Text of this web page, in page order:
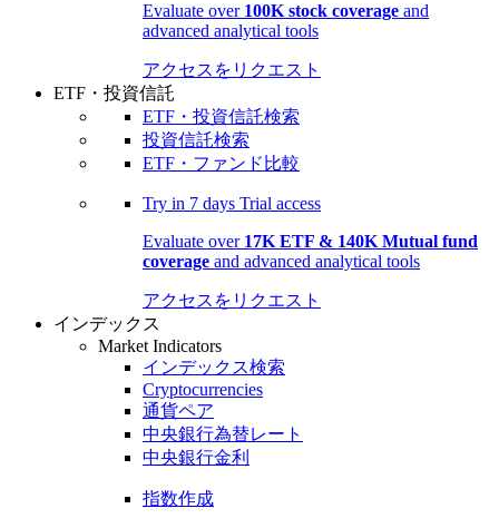
Evaluate over 100K stock coverage and
advanced analytical tools
アクセスをリクエスト
ETF・投資信託
ETF・投資信託検索
投資信託検索
ETF・ファンド比較
Try in 7 days Trial access
Evaluate over 17K ETF & 140K Mutual fund
coverage and advanced analytical tools
アクセスをリクエスト
インデックス
Market Indicators
インデックス検索
Cryptocurrencies
通貨ペア
中央銀行為替レート
中央銀行金利
指数作成